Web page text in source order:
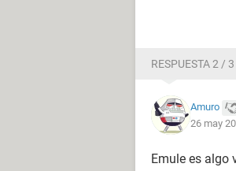
RESPUESTA 2 / 3
Amuro
26 may
Emule es algo